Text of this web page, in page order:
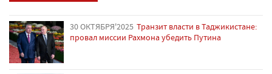
30 ОКТЯБРЯ'2025 Транзит власти в Таджикистане:
провал миссии Рахмона убедить Путина